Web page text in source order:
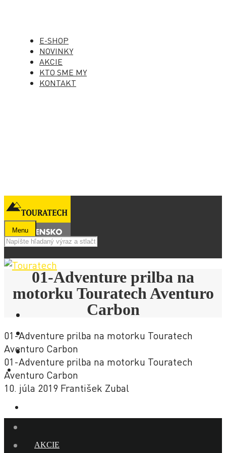
E-SHOP
NOVINKY
AKCIE
KTO SME MY
KONTAKT
Menu
E-SHOP
AKCIE
01-Adventure prilba na
motorku Touratech Aventuro
Carbon
01-Adventure prilba na motorku Touratech
Aventuro Carbon
01-Adventure prilba na motorku Touratech
Aventuro Carbon
10. júla 2019 František Zubal